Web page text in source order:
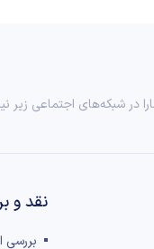
در شبکه‌های اجتماعی زیر
نقد و
بررسی